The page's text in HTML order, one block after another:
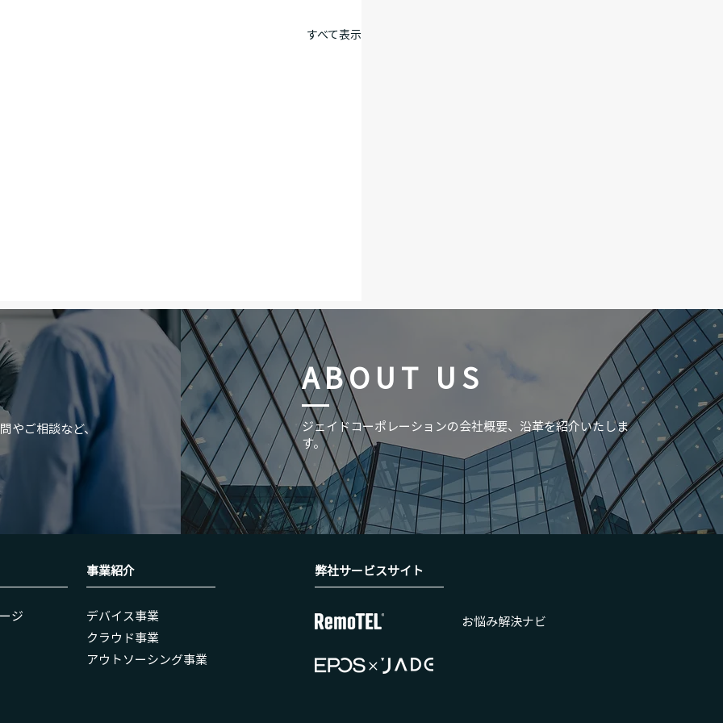
すべて表示
ら
「バックオフィスDXPO 福岡 '24」
に出展いたします
やご相談など、
ABOUT US
​ジェイドコーポレーションの会社概要、沿革を紹介いたしま
す。
ジ
事業紹介
​デバイス事業
クラウド事業
アウトソーシング事業
弊社​サービスサイト
お悩み解決ナビ